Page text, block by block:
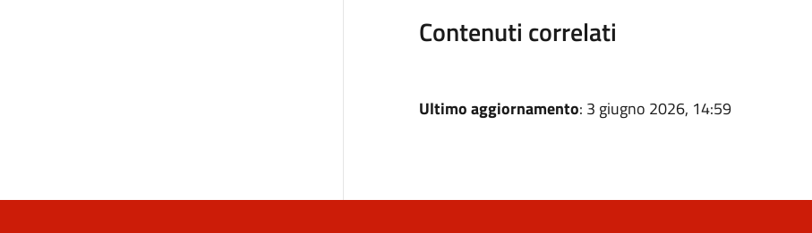
Contenuti correlati
Ultimo aggiornamento: 3 giugno 2026, 14:59